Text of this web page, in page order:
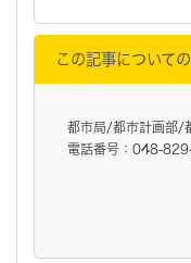
この記事について
都市局/都市計画部/
電話番号：048-